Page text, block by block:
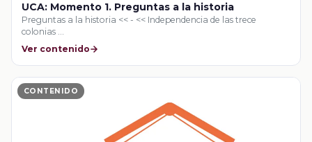
UCA: Momento 1. Preguntas a la historia
Preguntas a la historia << - << Independencia de las trece
colonias …
Ver contenido
CONTENIDO